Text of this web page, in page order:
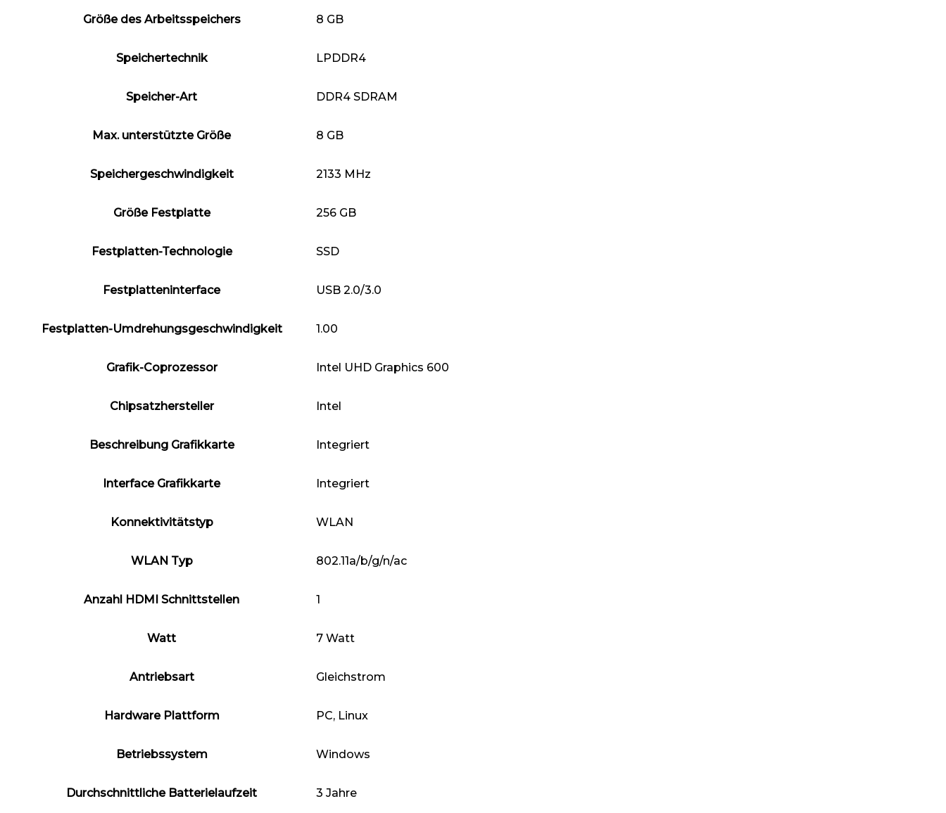
Größe des Arbeitsspeichers ‎8 GB
Speichertechnik ‎LPDDR4
Speicher-Art ‎DDR4 SDRAM
Max. unterstützte Größe ‎8 GB
Speichergeschwindigkeit ‎2133 MHz
Größe Festplatte ‎256 GB
Festplatten-Technologie ‎SSD
Festplatteninterface ‎USB 2.0/3.0
Festplatten-Umdrehungsgeschwindigkeit ‎1.00
Grafik-Coprozessor ‎Intel UHD Graphics 600
Chipsatzhersteller ‎Intel
Beschreibung Grafikkarte ‎Integriert
Interface Grafikkarte ‎Integriert
Konnektivitätstyp ‎WLAN
WLAN Typ ‎802.11a/b/g/n/ac
Anzahl HDMI Schnittstellen ‎1
Watt ‎7 Watt
Antriebsart ‎Gleichstrom
Hardware Plattform ‎PC, Linux
Betriebssystem ‎Windows
Durchschnittliche Batterielaufzeit ‎3 Jahre